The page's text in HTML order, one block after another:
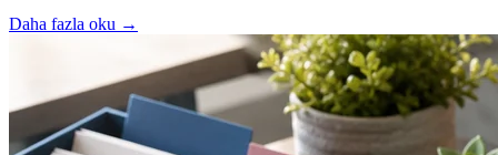
Daha fazla oku →